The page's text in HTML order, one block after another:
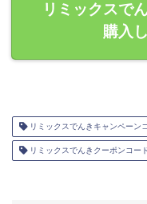
リミックスで
購入
リミックスでんきキャンペーン
リミックスでんきクーポンコー